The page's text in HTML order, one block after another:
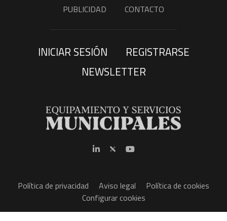
PUBLICIDAD
CONTACTO
INICIAR SESIÓN
REGISTRARSE
NEWSLETTER
Política de privacidad Aviso legal
Política de cookies
Configurar cookies